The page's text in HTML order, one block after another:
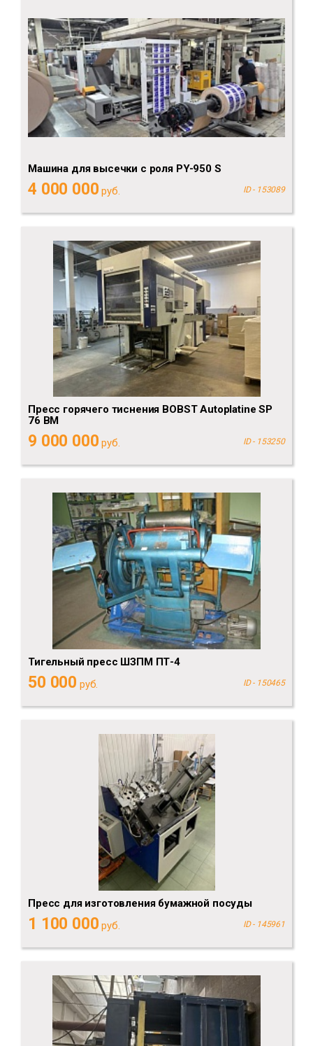
Машина для высечки с роля PY-950 S
4 000 000 руб. ID - 153089
Пресс горячего тиснения BOBST Autoplatine SP
76 BM
9 000 000 руб. ID - 153250
Тигельный пресс ШЗПМ ПТ-4
50 000 руб. ID - 150465
Пресс для изготовления бумажной посуды
1 100 000 руб. ID - 145961